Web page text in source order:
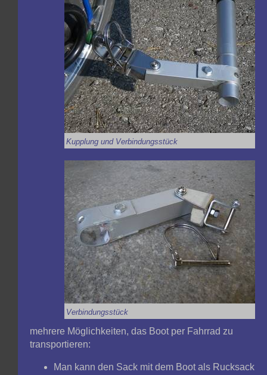
Kupplung und Verbindungsstück
Verbindungsstück
mehrere Möglichkeiten, das Boot per Fahrrad zu
transportieren:
Man kann den Sack mit dem Boot als Rucksack